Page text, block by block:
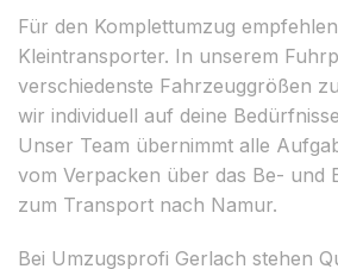
Für den Komplettumzug
Kleintransporter. In unserem
verschiedenste Fahrzeuggrößen
wir individuell auf deine
Unser Team übernimmt alle
vom Verpacken über das Be- und
zum Transport nach Namur.
Bei Umzugsprofi Gerlach stehen